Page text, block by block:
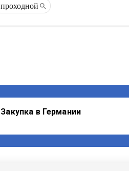
проходной
Закупка в Германии